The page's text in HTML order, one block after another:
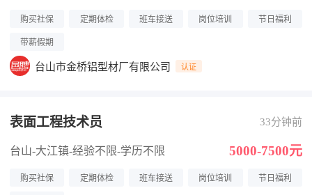
购买社保 定期体检 班车接送 岗位培训 节日福利
带薪假期
台山市金桥铝型材厂有限公司 认证
表面工程技术员 33分钟前
台山-大江镇-经验不限-学历不限 5000-7500元
购买社保 定期体检 班车接送 岗位培训 节日福利